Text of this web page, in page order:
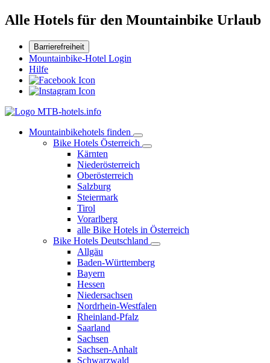
Alle Hotels für den Mountainbike Urlaub
Barrierefreiheit
Mountainbike-Hotel Login
Hilfe
Mountainbikehotels finden
Bike Hotels Österreich
Kärnten
Niederösterreich
Oberösterreich
Salzburg
Steiermark
Tirol
Vorarlberg
alle Bike Hotels in Österreich
Bike Hotels Deutschland
Allgäu
Baden-Württemberg
Bayern
Hessen
Niedersachsen
Nordrhein-Westfalen
Rheinland-Pfalz
Saarland
Sachsen
Sachsen-Anhalt
Schwarzwald